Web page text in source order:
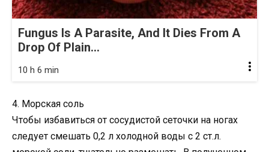
Fungus Is A Parasite, And It Dies From A
Drop Of Plain...
10 h 6 min
4. Морская соль
Чтобы избавиться от сосудистой сеточки на ногах
следует смешать 0,2 л холодной воды с 2 ст.л.